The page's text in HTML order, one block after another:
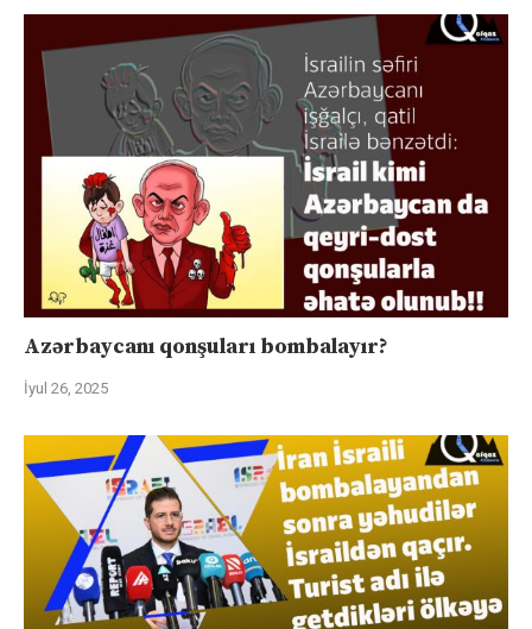
Azərbaycanı qonşuları bombalayır?
İyul 26, 2025